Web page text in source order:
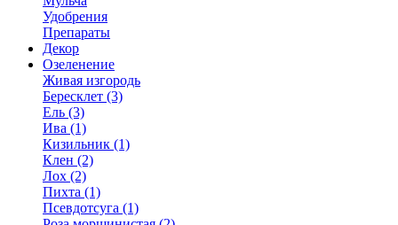
Удобрения
Препараты
Декор
Озеленение
Живая изгородь
Бересклет (3)
Ель (3)
Ива (1)
Кизильник (1)
Клен (2)
Лох (2)
Пихта (1)
Псевдотсуга (1)